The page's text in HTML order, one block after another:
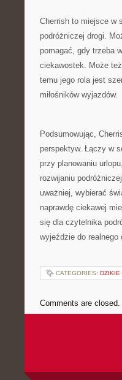
Cherrish to miejsce w
podróżniczej drogi.
pomagać, gdy trzeba
ciekawostek. Może
temu jego rola jest
miłośników wyjazdów.
Podsumowując,
perspektyw. Łączy w
przy planowaniu
rozwijaniu
uważniej, wybierać
naprawdę ciekawej
się dla czytelnika
wyjeździe do
CATEGORIES: DZIKIE
Comments are closed.